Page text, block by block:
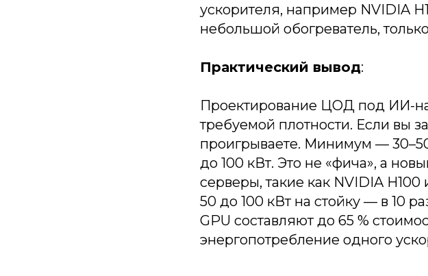
ускорителя, например NVIDIA
небольшой обогреватель,
Практический вывод:
Проектирование ЦОД под ИИ-
требуемой плотности. Если вы
проигрываете. Минимум —
до 100 кВт. Это не «фича», а
серверы, такие как NVIDIA
50 до 100 кВт на стойку — в 10
GPU составляют до 65 %
энергопотребление одного